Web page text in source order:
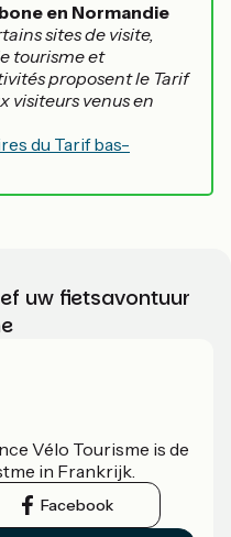
en Normandie
sites de visite,
tourisme et
proposent le Tarif
visiteurs venus en
du Tarif bas-
uw fietsavontuur
Vélo Tourisme is de
in Frankrijk.
Facebook